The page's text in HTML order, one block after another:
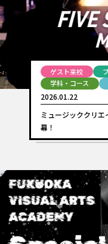
ゲスト来校
学科・コース
2026.01.22
ミュージッククリ
幕！